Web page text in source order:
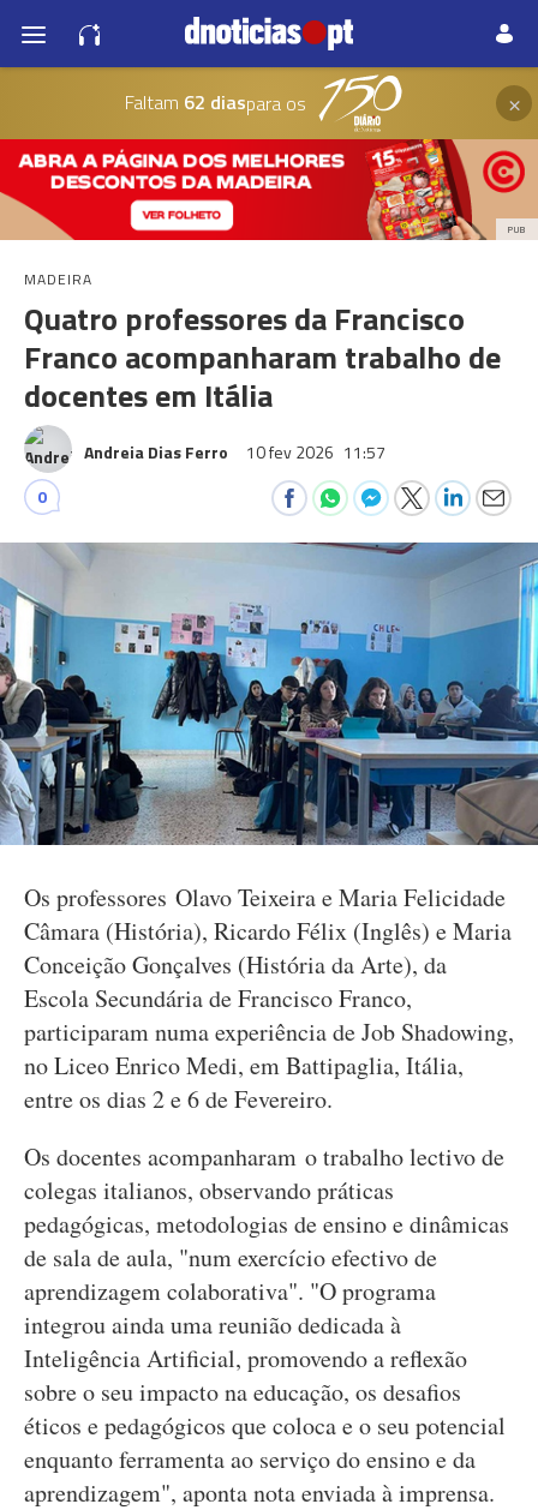
Faltam 62 diaspara os ×
PUB
MADEIRA
Quatro professores da Francisco
Franco acompanharam trabalho de
docentes em Itália
Andreia Dias Ferro 10 fev 2026 11:57
0
Os professores Olavo Teixeira e Maria Felicidade
Câmara (História), Ricardo Félix (Inglês) e Maria
Conceição Gonçalves (História da Arte), da
Escola Secundária de Francisco Franco,
participaram numa experiência de Job Shadowing,
no Liceo Enrico Medi, em Battipaglia, Itália,
entre os dias 2 e 6 de Fevereiro.
Os docentes acompanharam o trabalho lectivo de
colegas italianos, observando práticas
pedagógicas, metodologias de ensino e dinâmicas
de sala de aula, "num exercício efectivo de
aprendizagem colaborativa". "O programa
integrou ainda uma reunião dedicada à
Inteligência Artificial, promovendo a reflexão
sobre o seu impacto na educação, os desafios
éticos e pedagógicos que coloca e o seu potencial
enquanto ferramenta ao serviço do ensino e da
aprendizagem", aponta nota enviada à imprensa.